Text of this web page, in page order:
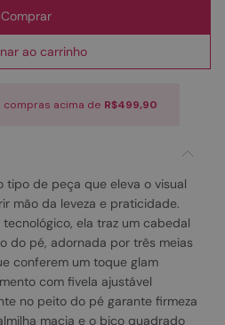
Comprar
ao carrinho
compras acima de R$499,90
tipo de peça que eleva o visual
mão da leveza e praticidade.
ela traz um cabedal
do pé, adornada por três meias
conferem um toque glam
com fivela ajustável
no peito do pé garante firmeza
macia e o bico quadrado